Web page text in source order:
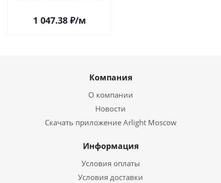
1 047.38₽/м
Компания
О компании
Новости
Скачать приложение Arlight Moscow
Информация
Условия оплаты
Условия доставки